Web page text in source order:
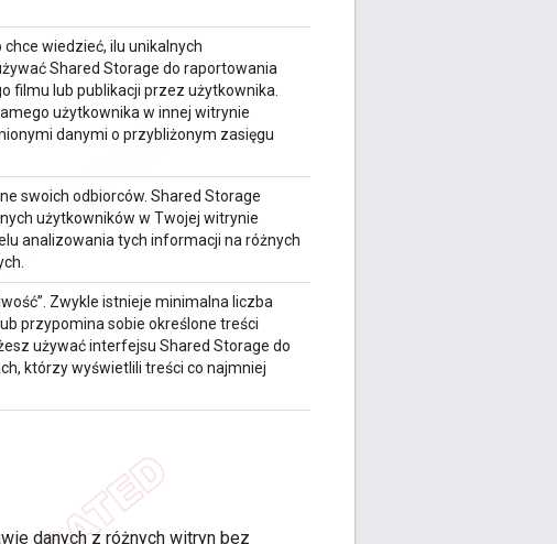
wiedzieć, ilu unikalnych
Shared Storage do raportowania
filmu lub publikacji przez użytkownika.
użytkownika w innej witrynie
danymi o przybliżonym zasięgu
swoich odbiorców. Shared Storage
użytkowników w Twojej witrynie
analizowania tych informacji na różnych
Zwykle istnieje minimalna liczba
przypomina sobie określone treści
używać interfejsu Shared Storage do
którzy wyświetlili treści co najmniej
danych z różnych witryn bez